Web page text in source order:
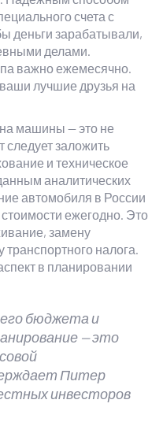
счета с
деньги зарабатывали,
делами.
важно ежемесячно.
лучшие друзья на
машины — это не
заложить
и техническое
аналитических
автомобиля в России
стоимости ежегодно. Это
замену
налога.
в планировании
бюджета и
— это
Питер
инвесторов